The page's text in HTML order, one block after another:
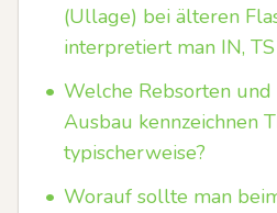
(Ullage) bei älteren
interpretiert man IN,
• Welche Rebsorten
Ausbau kennzeichnen
typischerweise?
• Worauf sollte man